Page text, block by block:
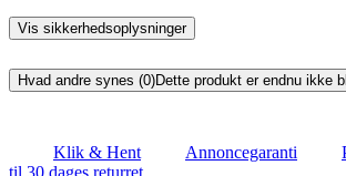
Vis sikkerhedsoplysninger
Hvad andre synes (0)Dette produkt er endnu ikke
Klik & Hent Annoncegaranti
til 30 dages returret